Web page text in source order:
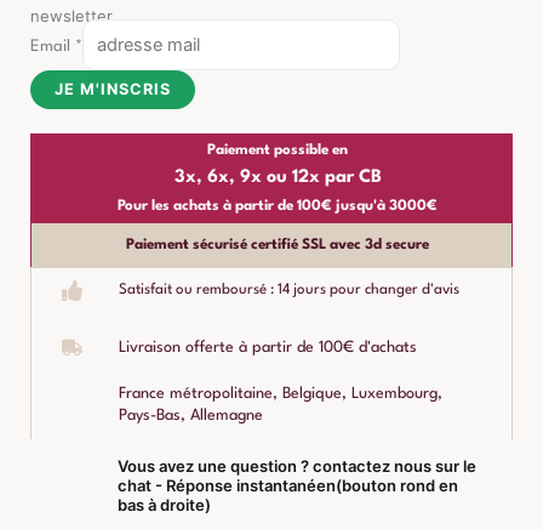
newsletter
Email *
JE M'INSCRIS
Paiement possible en
3x, 6x, 9x ou 12x par CB
Pour les achats à partir de 100€ jusqu'à 3000€
Paiement sécurisé certifié SSL avec 3d secure
Satisfait ou remboursé : 14 jours pour changer d'avis
Livraison offerte à partir de 100€ d'achats
France métropolitaine, Belgique, Luxembourg,
Pays-Bas, Allemagne
Vous avez une question ? contactez nous sur le
chat - Réponse instantanéen(bouton rond en
bas à droite)